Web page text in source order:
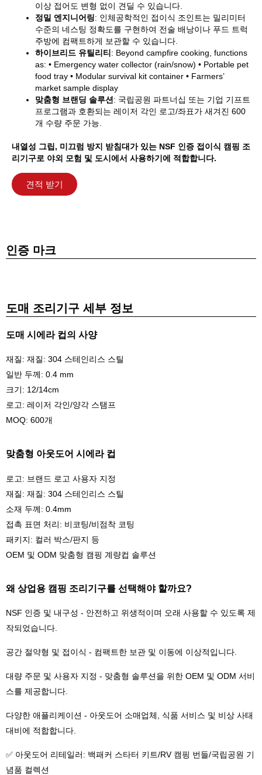
이상 접어도 변형 없이 견딜 수 있습니다.
정밀 엔지니어링: 인체공학적인 접이식 조인트는 밀리미터
수준의 네스팅 정확도를 구현하여 전술 배낭이나 푸드 트럭
주방에 컴팩트하게 보관할 수 있습니다.
하이브리드 유틸리티 : Beyond campfire cooking, functions
as: • Emergency water collector (rain/snow) • Portable pet
food tray • Modular survival kit container • Farmers’
market sample display
맞춤형 브랜딩 솔루션 : 국립공원 파트너십 또는 기업 기프트
프로그램과 호환되는 레이저 각인 로고/좌표가 새겨진 600
개 수량 주문 가능.
내열성 그립, 미끄럼 방지 받침대가 있는 NSF 인증 접이식 캠핑 조
리기구로 야외 모험 및 도시에서 사용하기에 적합합니다.
견적 받기
인증 마크
도매 조리기구 세부 정보
도매 시에라 컵의 사양
재질: 재질: 304 스테인리스 스틸
일반 두께: 0.4 mm
크기: 12/14cm
로고: 레이저 각인/양각 스탬프
MOQ: 600개
맞춤형 아웃도어 시에라 컵
로고: 브랜드 로고 사용자 지정
재질: 재질: 304 스테인리스 스틸
소재 두께: 0.4mm
접촉 표면 처리: 비코팅/비점착 코팅
패키지: 컬러 박스/판지 등
OEM 및 ODM 맞춤형 캠핑 계량컵 솔루션
왜 상업용 캠핑 조리기구를 선택해야 할까요?
NSF 인증 및 내구성 - 안전하고 위생적이며 오래 사용할 수 있도록 제
작되었습니다.
공간 절약형 및 접이식 - 컴팩트한 보관 및 이동에 이상적입니다.
대량 주문 및 사용자 지정 - 맞춤형 솔루션을 위한 OEM 및 ODM 서비
스를 제공합니다.
다양한 애플리케이션 - 아웃도어 소매업체, 식품 서비스 및 비상 사태
대비에 적합합니다.
✅ 아웃도어 리테일러: 백패커 스타터 키트/RV 캠핑 번들/국립공원 기
념품 컬렉션